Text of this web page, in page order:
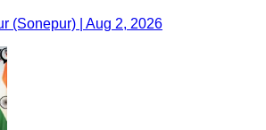
(Sonepur) | Aug 2, 2026